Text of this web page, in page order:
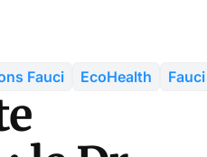
Fauci EcoHealth Fauci